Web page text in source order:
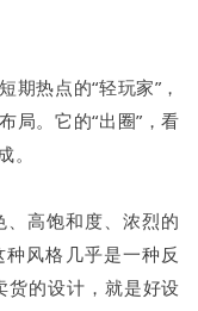
热点的“轻玩家”，
局。它的“出圈”，看
高饱和度、浓烈的
风格几乎是一种反
的设计，就是好设